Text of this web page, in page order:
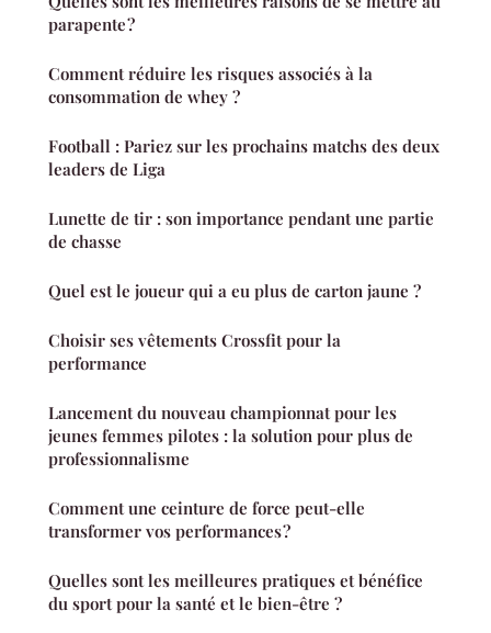
parapente ?
Comment réduire les risques associés à la
consommation de whey ?
Football : Pariez sur les prochains matchs des deux
leaders de Liga
Lunette de tir : son importance pendant une partie
de chasse
Quel est le joueur qui a eu plus de carton jaune ?
Choisir ses vêtements Crossfit pour la
performance
Lancement du nouveau championnat pour les
jeunes femmes pilotes : la solution pour plus de
professionnalisme
Comment une ceinture de force peut-elle
transformer vos performances ?
Quelles sont les meilleures pratiques et bénéfice
du sport pour la santé et le bien-être ?